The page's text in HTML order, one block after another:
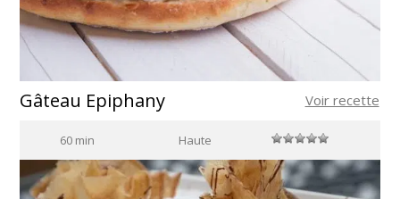
Gâteau Epiphany Voir recette
60 min Haute